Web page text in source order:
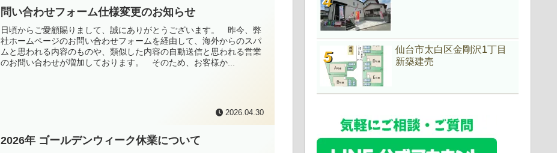
問い合わせフォーム仕様変更のお知らせ
日頃からご愛顧賜りまして、誠にありがとうございます。 昨今、弊
社ホームページのお問い合わせフォームを経由して、海外からのスパ
ムと思われる内容のものや、類似した内容の自動送信と思われる営業
のお問い合わせが増加しております。 そのため、お客様か...
2026.04.30
2026年 ゴールデンウィーク休業について
仙台市太白区金剛沢1丁目
新築建売